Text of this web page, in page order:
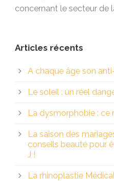
concernant le secteur de
Articles récents
A chaque âge son
Le soleil : un réel
La dysmorphobie : ce
La saison des
conseils beauté pour
J !
La rhinoplastie